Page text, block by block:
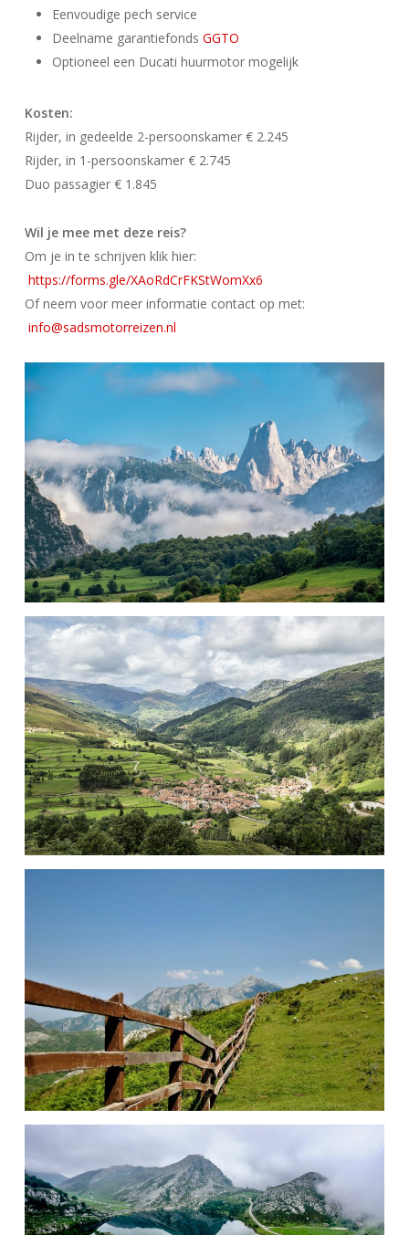
Eenvoudige pech service
Deelname garantiefonds GGTO
Optioneel een Ducati huurmotor mogelijk
Kosten:
Rijder, in gedeelde 2-persoonskamer € 2.245
Rijder, in 1-persoonskamer € 2.745
Duo passagier € 1.845
Wil je mee met deze reis?
Om je in te schrijven klik hier:
https://forms.gle/XAoRdCrFKStWomXx6
Of neem voor meer informatie contact op met:
info@sadsmotorreizen.nl